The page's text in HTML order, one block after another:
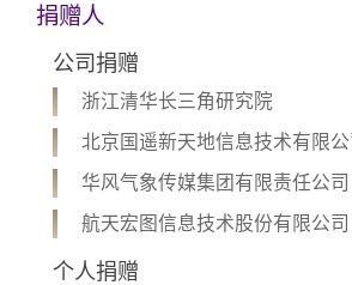
捐赠人
公司捐赠
浙江清华长三角研究院
北京国遥新天地信息技术有限公
华风气象传媒集团有限责任公司
航天宏图信息技术股份有限公司
个人捐赠